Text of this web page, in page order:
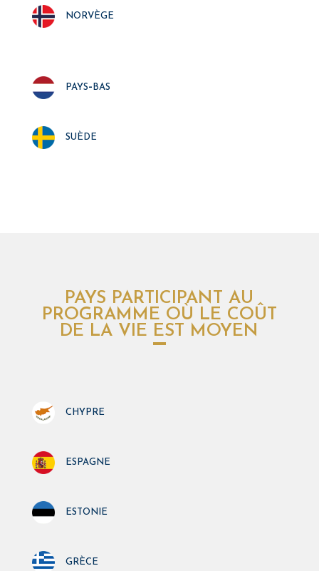
norvège
pays-bas
suède
PAYS PARTICIPANT AU
PROGRAMME OÙ LE COÛT
DE LA VIE EST MOYEN
chypre
espagne
estonie
grèce